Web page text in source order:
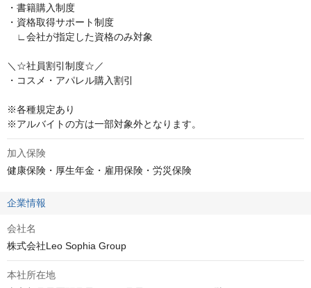
・書籍購入制度
・資格取得サポート制度
∟会社が指定した資格のみ対象
＼☆社員割引制度☆／
・コスメ・アパレル購入割引
※各種規定あり
※アルバイトの方は一部対象外となります。
加入保険
健康保険・厚生年金・雇用保険・労災保険
企業情報
会社名
株式会社Leo Sophia Group
本社所在地